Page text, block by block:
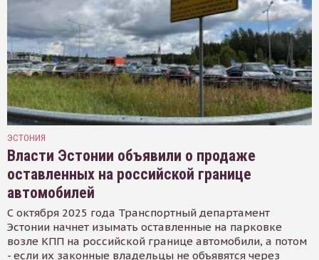
ЭСТОНИЯ
Власти Эстонии объявили о продаже
оставленных на российской границе
автомобилей
С октября 2025 года Транспортный департамент
Эстонии начнет изымать оставленные на парковке
возле КПП на российской границе автомобили, а потом
- если их законные владельцы не объявятся через